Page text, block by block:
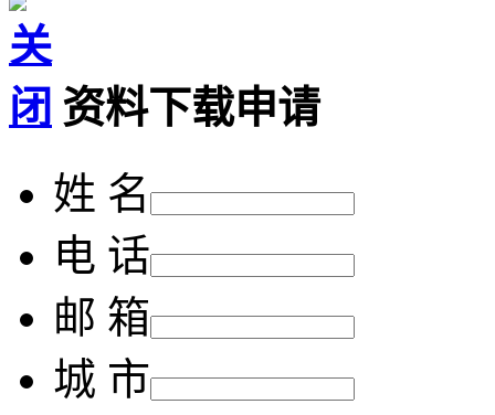
资料下载申请
姓 名
电 话
邮 箱
城 市